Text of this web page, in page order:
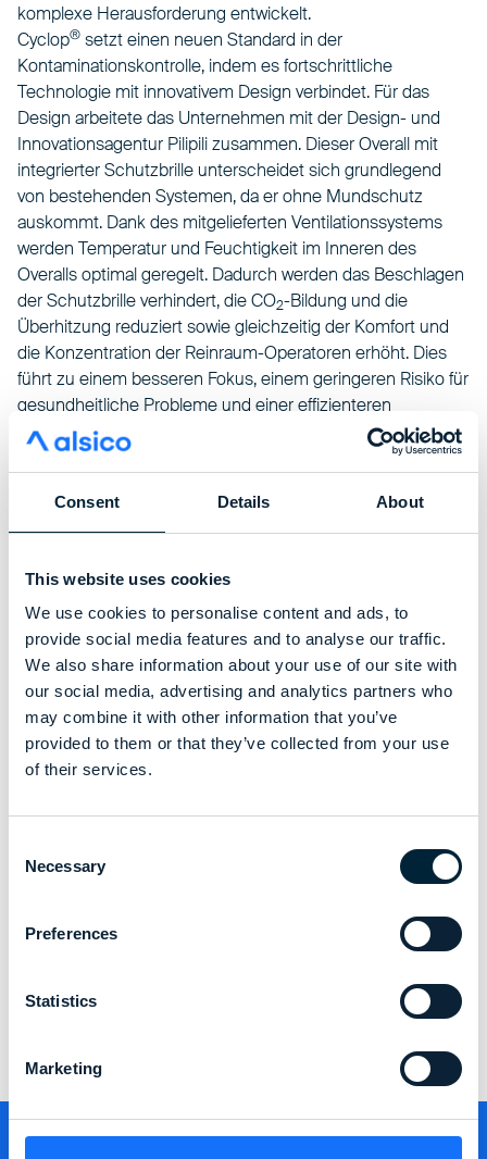
Consent Details About
This website uses cookies
We use cookies to personalise content and ads, to
provide social media features and to analyse our traffic.
We also share information about your use of our site with
our social media, advertising and analytics partners who
may combine it with other information that you’ve
provided to them or that they’ve collected from your use
of their services.
Selection
Necessary
Preferences
Statistics
Marketing
komplexe Herausforderung entwickelt.
Cyclop® setzt einen neuen Standard in der
Kontaminationskontrolle, indem es fortschrittliche
Technologie mit innovativem Design verbindet. Für das
Design arbeitete das Unternehmen mit der Design- und
Innovationsagentur Pilipili zusammen. Dieser Overall mit
integrierter Schutzbrille unterscheidet sich grundlegend
von bestehenden Systemen, da er ohne Mundschutz
auskommt. Dank des mitgelieferten Ventilationssystems
werden Temperatur und Feuchtigkeit im Inneren des
Overalls optimal geregelt. Dadurch werden das Beschlagen
der Schutzbrille verhindert, die CO2-Bildung und die
Überhitzung reduziert sowie gleichzeitig der Komfort und
die Konzentration der Reinraum-Operatoren erhöht. Dies
führt zu einem besseren Fokus, einem geringeren Risiko für
gesundheitliche Probleme und einer effizienteren
Arbeitsumgebung – alles in voller Übereinstimmung mit den
strengen Anforderungen des Annex 1 des GMP-Leitfadens.